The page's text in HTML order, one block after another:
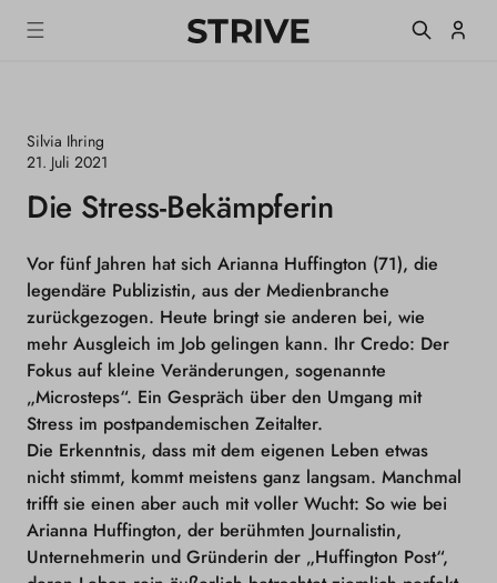
S
T
a
z
n
e
Silvia Ihring
21. Juli 2021
Die Stress-Bekämpferin
Vor fünf Jahren hat sich Arianna Huffington (71), die
legendäre Publizistin, aus der Medienbranche
zurückgezogen. Heute bringt sie anderen bei, wie
mehr Ausgleich im Job gelingen kann. Ihr Credo: Der
Fokus auf kleine Veränderungen, sogenannte
„Microsteps“. Ein Gespräch über den Umgang mit
Stress im postpandemischen Zeitalter.
Die Erkenntnis, dass mit dem eigenen Leben etwas
nicht stimmt, kommt meistens ganz langsam. Manchmal
trifft sie einen aber auch mit voller Wucht: So wie bei
Arianna Huffington, der berühmten Journalistin,
Unternehmerin und Gründerin der „Huffington Post“,